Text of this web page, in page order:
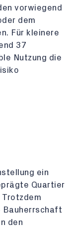
vorwiegend
dem
Für kleinere
37
Nutzung die
ein
Quartier
Bauherrschaft
den